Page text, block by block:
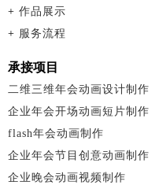
+ 作品展示
+ 服务流程
承接项目
二维三维年会动画设计制作
企业年会开场动画短片制作
flash年会动画制作
企业年会节目创意动画制作
企业晚会动画视频制作